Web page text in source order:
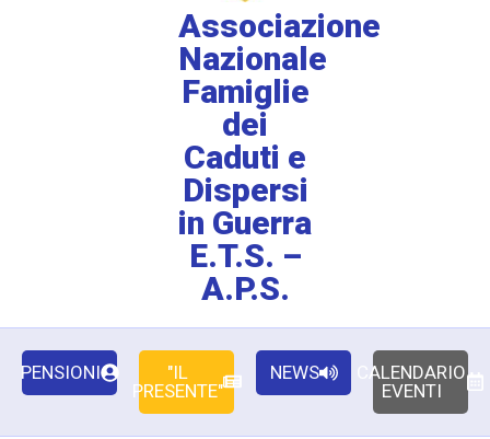
Associazione
Nazionale
Famiglie
dei
Caduti e
Dispersi
in Guerra
E.T.S. –
A.P.S.
PENSIONI
"IL
PRESENTE"
NEWS
CALENDARIO
EVENTI